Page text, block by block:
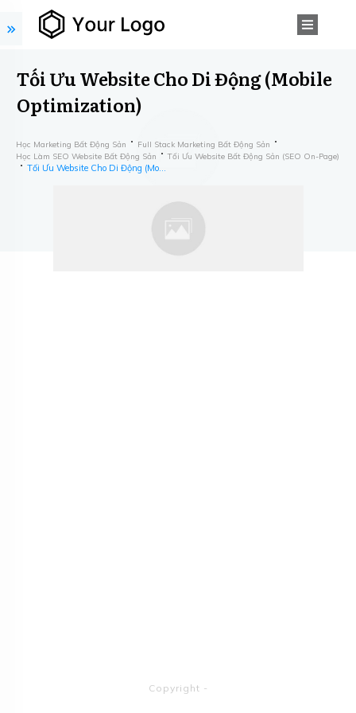
Tối Ưu Website Cho Di Động (Mobile
Optimization)
Học Marketing Bất Động Sản
Full Stack Marketing Bất Động Sản
​Học ​Làm SEO Website Bất Động Sản
Tối Ưu Website Bất Động Sản (SEO On-Page)
Copyright -